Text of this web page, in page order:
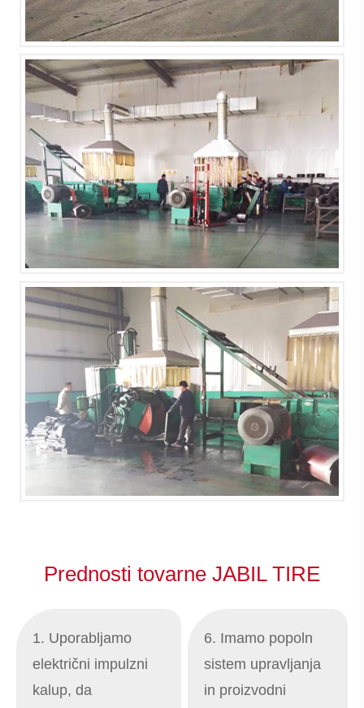
Prednosti tovarne JABIL TIRE
1. Uporabljamo
električni impulzni
kalup, da
6. Imamo popoln
sistem upravljanja
in proizvodni